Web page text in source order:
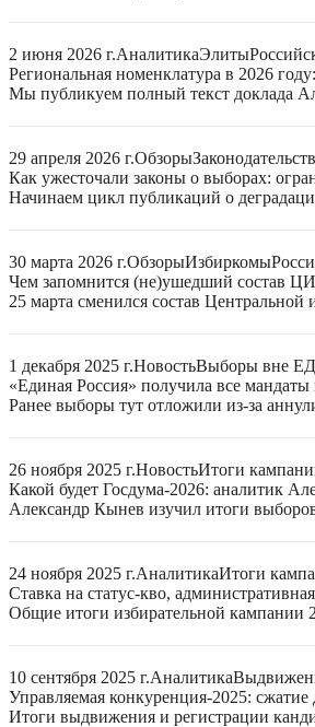
2 июня 2026 г.АналитикаЭлиты
Региональная номенклатура в 2026
Мы публикуем полный текст доклада
29 апреля 2026 г.Обзоры
Как ужесточали законы о выборах:
Начинаем цикл публикаций о
30 марта 2026 г.ОбзорыИзбиркомы
Чем запомнится (не)ушедший состав
25 марта сменился состав
1 декабря 2025 г.НовостьВыборы вне
«Единая Россия» получила все
Ранее выборы тут отложили из-за
26 ноября 2025 г.НовостьИтоги
Какой будет Госдума-2026: аналитик
Александр Кынев изучил итоги
24 ноября 2025 г.АналитикаИтоги
Ставка на статус-кво,
Общие итоги избирательной кампании
10 сентября 2025 г.Аналитика
Управляемая конкуренция-2025:
Итоги выдвижения и регистрации